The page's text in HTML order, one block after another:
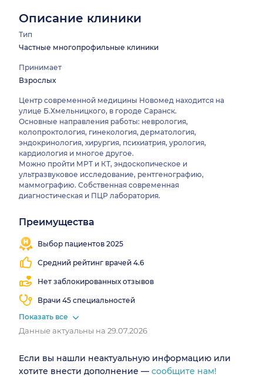
Описание клиники
Тип
Частные многопрофильные клиники
Принимает
Взрослых
Центр современной медицины Новомед находится на
улице Б.Хмельницкого, в городе Саранск.
Основные направления работы: неврология,
колопроктология, гинекология, дерматология,
эндокринология, хирургия, психиатрия, урология,
кардиология и многое другое.
Можно пройти МРТ и КТ, эндоскопическое и
ультразвуковое исследование, рентгенографию,
маммографию. Собственная современная
диагностическая и ПЦР лаборатория.
Преимущества
Выбор пациентов 2025
Средний рейтинг врачей 4.6
Нет заблокированных отзывов
Врачи 45 специальностей
Выезд
дом
МРТ
КТ
Показать все
Данные актуальны на 29.07.2026
Если вы нашли неактуальную информацию или
хотите внести дополнение — сообщите нам!